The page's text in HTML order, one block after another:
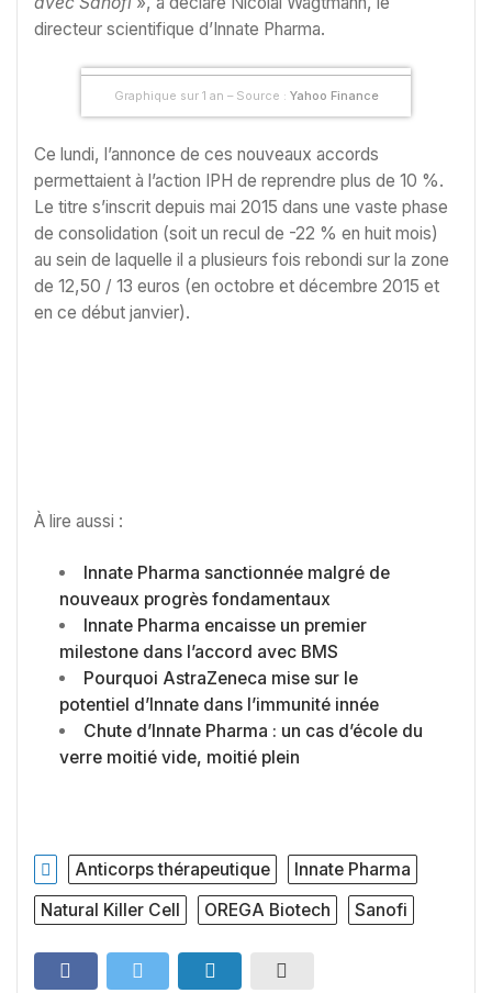
directeur scientifique d’Innate Pharma.
Graphique sur 1 an – Source : Yahoo Finance
Ce lundi, l’annonce de ces nouveaux accords
permettaient à l’action IPH de reprendre plus de 10 %.
Le titre s’inscrit depuis mai 2015 dans une vaste phase
de consolidation (soit un recul de -22 % en huit mois)
au sein de laquelle il a plusieurs fois rebondi sur la zone
de 12,50 / 13 euros (en octobre et décembre 2015 et
en ce début janvier).
À lire aussi :
Innate Pharma sanctionnée malgré de
nouveaux progrès fondamentaux
Innate Pharma encaisse un premier
milestone dans l’accord avec BMS
Pourquoi AstraZeneca mise sur le
potentiel d’Innate dans l’immunité innée
Chute d’Innate Pharma : un cas d’école du
verre moitié vide, moitié plein
Anticorps thérapeutique
Innate Pharma
Natural Killer Cell
OREGA Biotech Sanofi